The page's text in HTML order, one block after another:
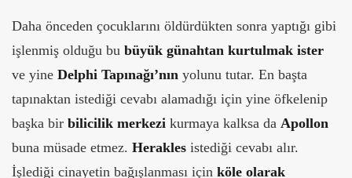
Daha önceden çocuklarını öldürdükten sonra yaptığı gibi
işlenmiş olduğu bu büyük günahtan kurtulmak ister
ve yine Delphi Tapınağı’nın yolunu tutar. En başta
tapınaktan istediği cevabı alamadığı için yine öfkelenip
başka bir bilicilik merkezi kurmaya kalksa da Apollon
buna müsade etmez. Herakles istediği cevabı alır.
İşlediği cinayetin bağışlanması için köle olarak